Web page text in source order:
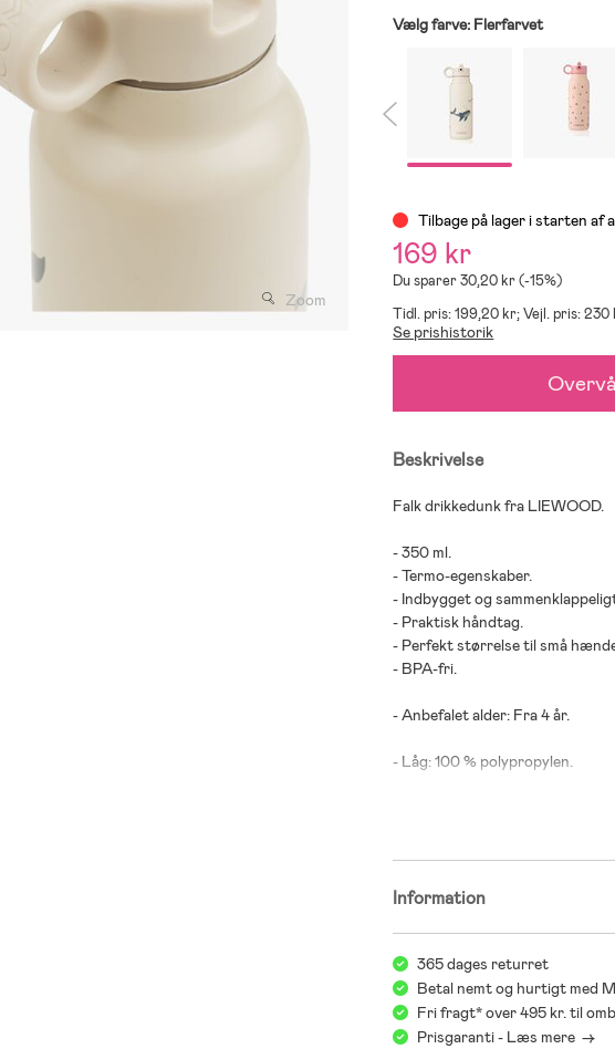
Zoom
Vælg farve: Flerfarvet
Tilbage på lager i starten af
169 kr
Du sparer 30,20 kr (-15%)
Tidl. pris: 199,20 kr;Vejl. pris: 230
Se prishistorik
Beskrivelse
Falk drikkedunk fra LIEWOOD.
- 350 ml.
- Termo-egenskaber.
- Indbygget og
- Praktisk håndtag.
- Perfekt størrelse til små
- BPA-fri.
- Anbefalet alder: Fra 4 år.
- Låg: 100 % polypropylen.
Information
365 dages returret
Betal nemt og hurtigt med
Fri fragt* over 495 kr. til
Prisgaranti - Læs mere ->